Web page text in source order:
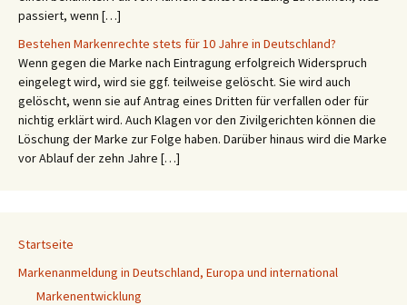
passiert, wenn […]
Bestehen Markenrechte stets für 10 Jahre in Deutschland?
Wenn gegen die Marke nach Eintragung erfolgreich Widerspruch
eingelegt wird, wird sie ggf. teilweise gelöscht. Sie wird auch
gelöscht, wenn sie auf Antrag eines Dritten für verfallen oder für
nichtig erklärt wird. Auch Klagen vor den Zivilgerichten können die
Löschung der Marke zur Folge haben. Darüber hinaus wird die Marke
vor Ablauf der zehn Jahre […]
Startseite
Markenanmeldung in Deutschland, Europa und international
Markenentwicklung